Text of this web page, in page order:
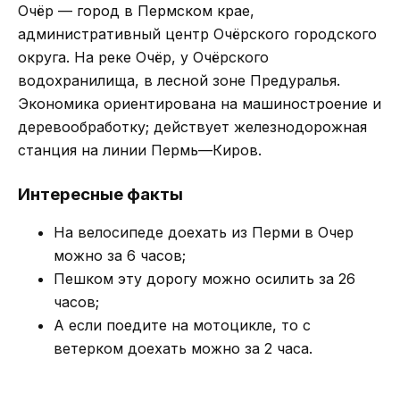
Очёр — город в Пермском крае,
административный центр Очёрского городского
округа. На реке Очёр, у Очёрского
водохранилища, в лесной зоне Предуралья.
Экономика ориентирована на машиностроение и
деревообработку; действует железнодорожная
станция на линии Пермь—Киров.
Интересные факты
На велосипеде доехать из Перми в Очер
можно за 6 часов;
Пешком эту дорогу можно осилить за 26
часов;
А если поедите на мотоцикле, то с
ветерком доехать можно за 2 часа.